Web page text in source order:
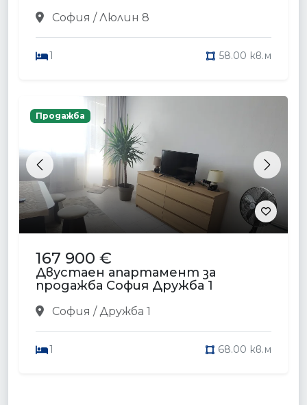
София / Люлин 8
1 58.00 кв.м
Previous Next
Продажба
167 900 €
Двустаен апартамент за
продажба София Дружба 1
София / Дружба 1
1 68.00 кв.м